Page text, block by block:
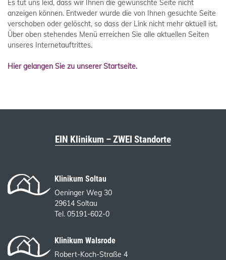
Es tut uns leid, dass wir Ihnen die gewünschte Seite nicht
anzeigen können. Entweder wurde die von Ihnen gesuchte Seite
verschoben oder gelöscht, so dass der Link nicht mehr aktuell ist.
Über oben stehendes Menü erreichen Sie alle aktuellen Seiten
unseres Internetauftrittes.
Hier gelangen Sie zu unserer Startseite.
EIN Klinikum – ZWEI Standorte
Klinikum Soltau
Oeninger Weg 30
29614 Soltau
Tel. 05191-602-0
Klinikum Walsrode
Robert-Koch-Straße 4